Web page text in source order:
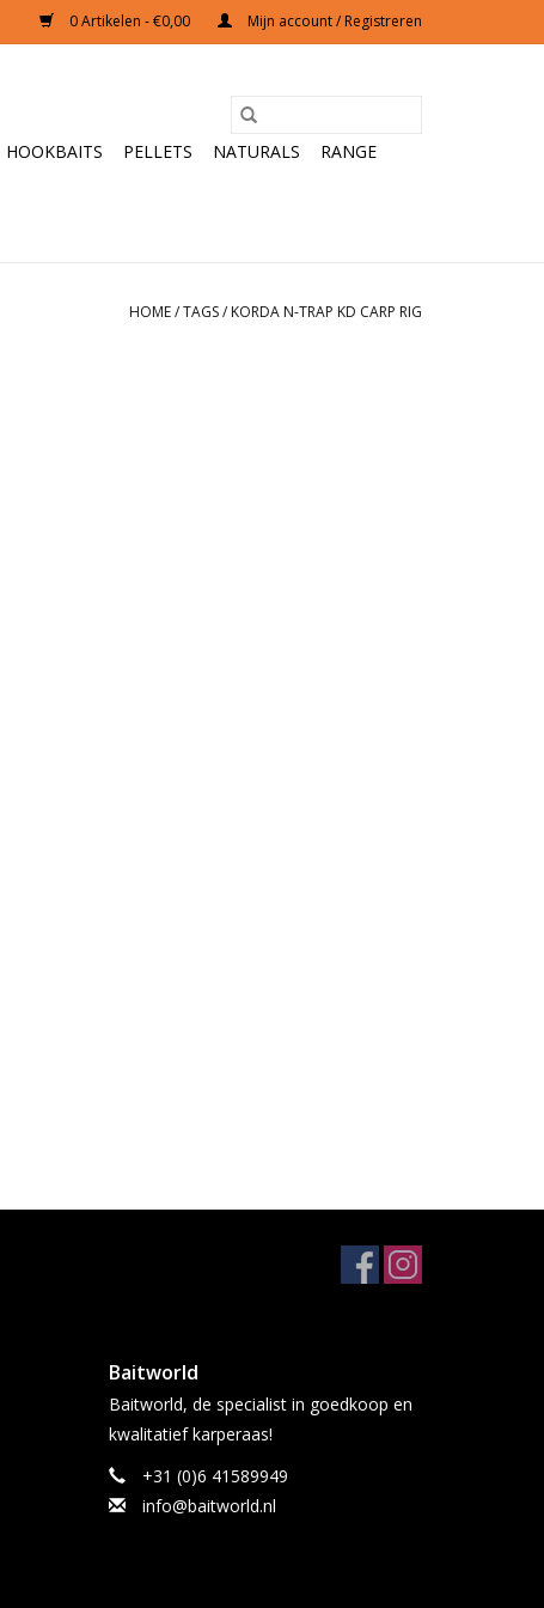
0 Artikelen - €0,00 Mijn account / Registreren
HOOKBAITS PELLETS NATURALS
RANGE
HOME/TAGS/ KORDA N-TRAP KD CARP RIG
Baitworld
Baitworld, de specialist in goedkoop en
kwalitatief karperaas!
+31 (0)6 41589949
info@baitworld.nl